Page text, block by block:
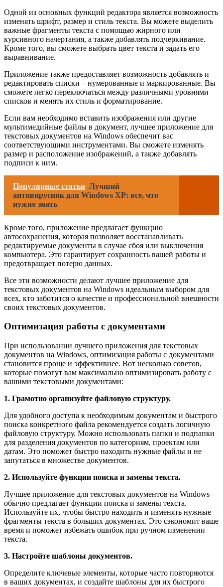
Одной из основных функций редактора является возможность
изменять шрифт, размер и стиль текста. Вы можете выделить
важные фрагменты текста с помощью жирного или
курсивного начертания, а также добавлять подчеркивание.
Кроме того, вы сможете выбрать цвет текста и задать его
выравнивание.
Приложение также предоставляет возможность добавлять и
редактировать списки – нумерованные и маркированные. Вы
сможете легко переключаться между различными уровнями
списков и менять их стиль и форматирование.
Если вам необходимо вставить изображения или другие
мультимедийные файлы в документ, лучшее приложение для
текстовых документов на Windows обеспечит вас
соответствующими инструментами. Вы сможете изменять
размер и расположение изображений, а также добавлять
подписи к ним.
Популярные статьи Лучший
антивирусник для Windows XP: все, что
нужно знать
Кроме того, приложение предлагает функцию
автосохранения, которая позволяет восстанавливать
редактируемые документы в случае сбоя или выключения
компьютера. Это гарантирует сохранность вашей работы и
предотвращает потерю данных.
Все эти возможности делают лучшее приложение для
текстовых документов на Windows идеальным выбором для
всех, кто заботится о качестве и профессиональной внешности
своих текстовых документов.
Оптимизация работы с документами
При использовании лучшего приложения для текстовых
документов на Windows, оптимизация работы с документами
становится проще и эффективнее. Вот несколько советов,
которые помогут вам максимально оптимизировать работу с
вашими текстовыми документами:
1. Грамотно организуйте файловую структуру.
Для удобного доступа к необходимым документам и быстрого
поиска конкретного файла рекомендуется создать логичную
файловую структуру. Можно использовать папки и подпапки
для разделения документов по категориям, проектам или
датам. Это поможет быстро находить нужные файлы и не
запутаться в множестве документов.
2. Используйте функции поиска и замены текста.
Лучшее приложение для текстовых документов на Windows
обычно предлагает функции поиска и замены текста.
Используйте их, чтобы быстро находить и изменять нужные
фрагменты текста в больших документах. Это сэкономит ваше
время и поможет избежать ошибок при ручном изменении
текста.
3. Настройте шаблоны документов.
Определите ключевые элементы, которые часто повторяются
в ваших документах, и создайте шаблоны для их быстрого